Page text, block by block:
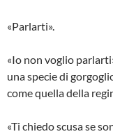
«Parlarti».
«Io non voglio
una specie di
come quella della
«Ti chiedo scusa se